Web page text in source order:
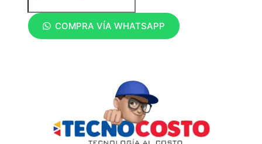
COMPRA VÍA WHATSAPP